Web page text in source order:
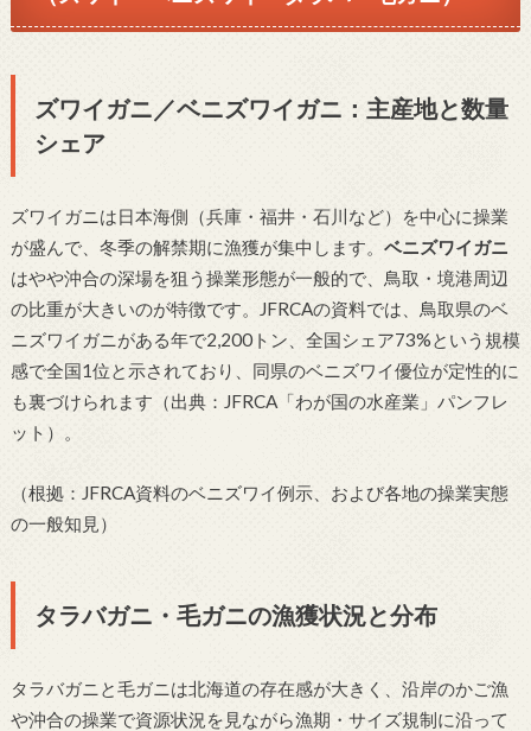
ズワイガニ／ベニズワイガニ：主産地と数量
シェア
ズワイガニは日本海側（兵庫・福井・石川など）を中心に操業
が盛んで、冬季の解禁期に漁獲が集中します。 ベニズワイガニ
はやや沖合の深場を狙う操業形態が一般的で、鳥取・境港周辺
の比重が大きいのが特徴です。JFRCAの資料では、鳥取県のベ
ニズワイガニがある年で2,200トン、全国シェア73%という規模
感で全国1位と示されており、同県のベニズワイ優位が定性的に
も裏づけられます（出典：JFRCA「わが国の水産業」パンフレ
ット）。
（根拠：JFRCA資料のベニズワイ例示、および各地の操業実態
の一般知見）
タラバガニ・毛ガニの漁獲状況と分布
タラバガニと毛ガニは北海道の存在感が大きく、沿岸のかご漁
や沖合の操業で資源状況を見ながら漁期・サイズ規制に沿って